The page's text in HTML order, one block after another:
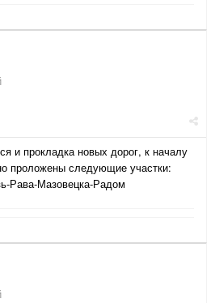
и прокладка новых дорог, к началу
проложены следующие участки:
Рава-Мазовецка-Радом